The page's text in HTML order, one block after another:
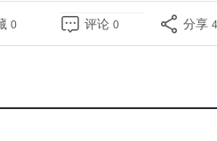
0 评论 0 分享